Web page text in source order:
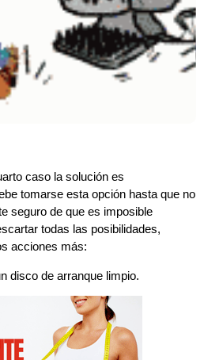
caso la solución es
tomarse esta opción hasta que no
seguro de que es imposible
todas las posibilidades,
acciones más:
disco de arranque limpio.